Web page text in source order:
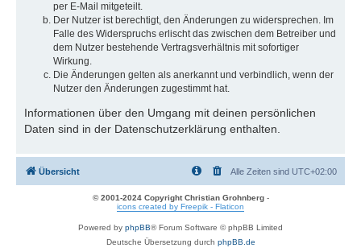
per E-Mail mitgeteilt.
Der Nutzer ist berechtigt, den Änderungen zu widersprechen. Im
Falle des Widerspruchs erlischt das zwischen dem Betreiber und
dem Nutzer bestehende Vertragsverhältnis mit sofortiger
Wirkung.
Die Änderungen gelten als anerkannt und verbindlich, wenn der
Nutzer den Änderungen zugestimmt hat.
Informationen über den Umgang mit deinen persönlichen
Daten sind in der Datenschutzerklärung enthalten.
Übersicht Alle Zeiten sind UTC+02:00
© 2001-2024 Copyright Christian Grohnberg-
icons created by Freepik - Flaticon
Powered by phpBB® Forum Software © phpBB Limited
Deutsche Übersetzung durch phpBB.de